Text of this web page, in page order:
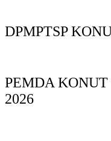
DPMPTSP
PEMDA
2026